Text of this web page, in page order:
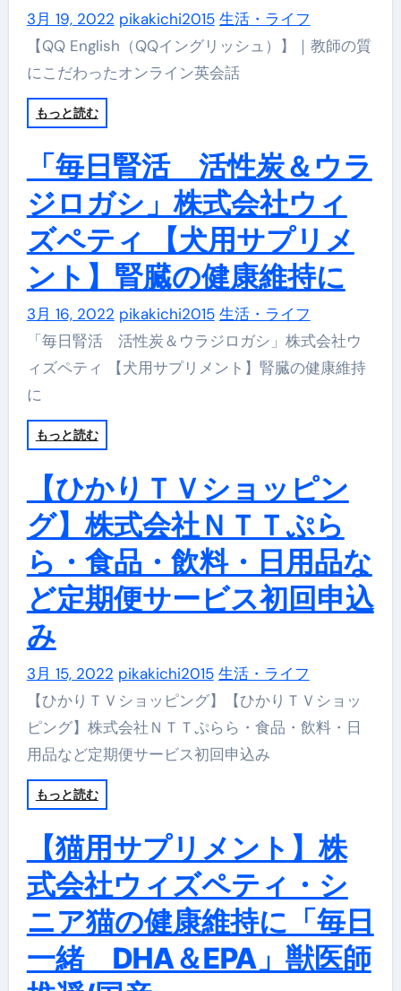
3月 19, 2022 pikakichi2015 生活・ライフ
【QQ English（QQイングリッシュ）】｜教師の質
にこだわったオンライン英会話
もっと読む
「毎日腎活 活性炭＆ウラ
ジロガシ」株式会社ウィ
ズペティ 【犬用サプリメ
ント】腎臓の健康維持に
3月 16, 2022 pikakichi2015 生活・ライフ
「毎日腎活 活性炭＆ウラジロガシ」株式会社ウ
ィズペティ 【犬用サプリメント】腎臓の健康維持
に
もっと読む
【ひかりＴＶショッピン
グ】株式会社ＮＴＴぷら
ら・食品・飲料・日用品な
ど定期便サービス初回申込
み
3月 15, 2022 pikakichi2015 生活・ライフ
【ひかりＴＶショッピング】【ひかりＴＶショッ
ピング】株式会社ＮＴＴぷらら・食品・飲料・日
用品など定期便サービス初回申込み
もっと読む
【猫用サプリメント】株
式会社ウィズペティ・シ
ニア猫の健康維持に「毎日
一緒 DHA＆EPA」獣医師